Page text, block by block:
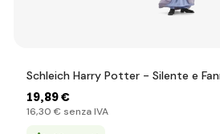
Schleich Harry Potter - Silente e
19,89 €
16,30 € senza IVA